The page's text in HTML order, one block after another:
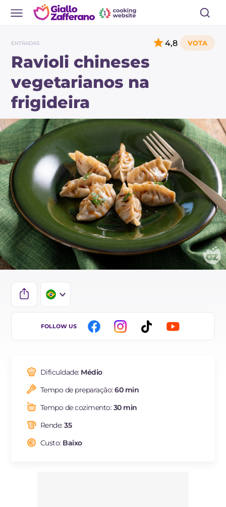
ENTRADAS
Ravioli chineses
vegetarianos na
frigideira
4,8
IT
FR
ES
NL
FOLLOW US
Dificuldade: Médio
Tempo de preparação:60 min
Tempo de cozimento:30 min
Rende:35
Custo: Baixo